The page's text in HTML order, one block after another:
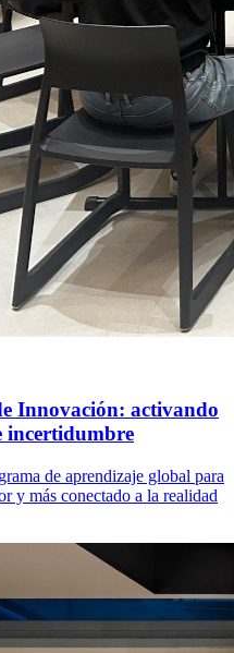
Innovación: activando
incertidumbre
de aprendizaje global para
y más conectado a la realidad